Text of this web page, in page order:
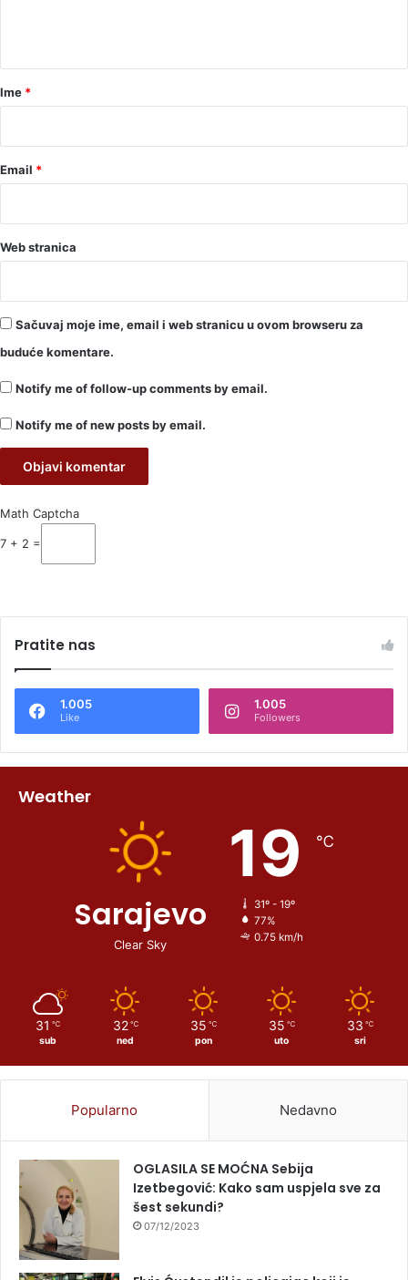
r
Ime *
Email *
Web stranica
Sačuvaj moje ime, email i web stranicu u ovom browseru za
buduće komentare.
Notify me of follow-up comments by email.
Notify me of new posts by email.
Math Captcha
7 + 2 =
Pratite nas
1.005
Like
1.005
Followers
Weather
Sarajevo
Clear Sky
19 ℃
31º - 19º
77%
0.75 km/h
31 ℃
sub
32 ℃
ned
35 ℃
pon
35 ℃
uto
33 ℃
sri
Popularno Nedavno
OGLASILA SE MOĆNA Sebija
Izetbegović: Kako sam uspjela sve za
šest sekundi?
07/12/2023